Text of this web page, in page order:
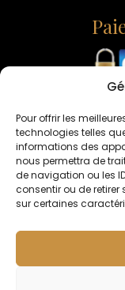
Pour offrir les
technologies telles
informations des
nous permettra de
de navigation ou les
consentir ou de
sur certaines
Interdiction
aux